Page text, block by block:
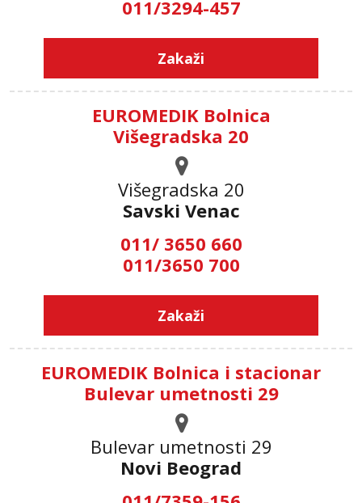
011/3294-457
Zakaži
EUROMEDIK Bolnica
Višegradska 20
Višegradska 20
Savski Venac
011/ 3650 660
011/3650 700
Zakaži
EUROMEDIK Bolnica i stacionar
Bulevar umetnosti 29
Bulevar umetnosti 29
Novi Beograd